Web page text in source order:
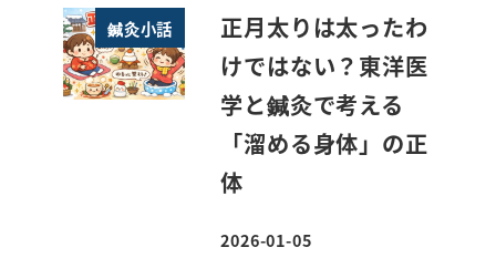
鍼灸小話
正月太りは太ったわ
けではない？東洋医
学と鍼灸で考える
「溜める身体」の正
体
投稿日
2026-01-05